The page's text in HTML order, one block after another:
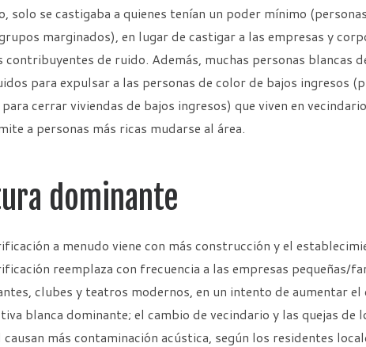
solo se castigaba a quienes tenían un poder mínimo
marginados), en lugar de castigar a las empresas y
contribuyentes de ruido. Además, muchas personas blancas
para expulsar a las personas de color de bajos ingresos
cerrar viviendas de bajos ingresos) que viven en
a personas más ricas mudarse al área.
dominante
a menudo viene con más construcción y el
reemplaza con frecuencia a las empresas pequeñas/
clubes y teatros modernos, en un intento de aumentar
blanca dominante; el cambio de vecindario y las quejas de
causan más contaminación acústica, según los residentes